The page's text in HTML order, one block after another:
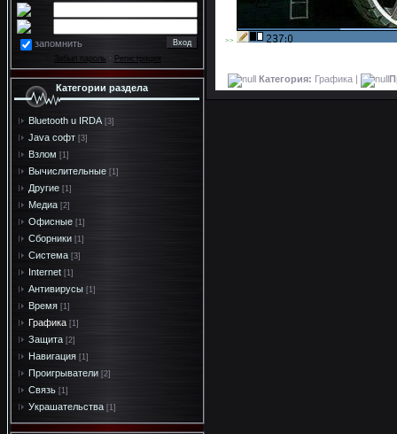
запомнить
Забыл пароль · Регистрация
Категории раздела
Bluetooth u IRDA [3]
Java софт [3]
Взлом [1]
Вычислительные [1]
Другие [1]
Медиа [2]
Офисные [1]
Сборники [1]
Система [3]
Internet [1]
Антивирусы [1]
Время [1]
Графика [1]
Защита [2]
Навигация [1]
Проигрыватели [2]
Связь [1]
Украшательства [1]
>>
Категория: Графика |